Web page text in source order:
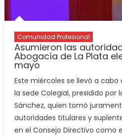
Comunidad Profesional
Asumieron las
Abogacía de La Plata
mayo
Este miércoles se llevó a
la sede Colegial, presidido por
Sánchez, quien tomó
autoridades titulares y
en el Consejo Directivo como